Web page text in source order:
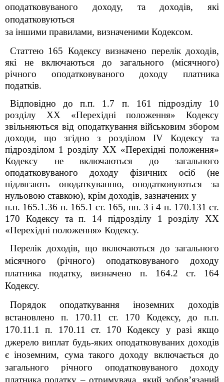
оподатковуваного доходу, та доходів, які
оподатковуються
за іншими правилами, визначеними Кодексом.
Статтею 165 Кодексу визначено перелік доходів,
які не включаються до загального (місячного)
річного оподатковуваного доходу платника
податків.
Відповідно до п.п. 1.7 п. 161 підрозділу 10
розділу XX «Перехідні положення» Кодексу
звільняються від оподаткування військовим збором
доходи, що згідно з розділом IV Кодексу та
підрозділом 1 розділу XX «Перехідні положення»
Кодексу не включаються до загального
оподатковуваного доходу фізичних осіб (не
підлягають оподаткуванню, оподатковуються за
нульовою ставкою), крім доходів, зазначених у
п.п. 165.1.36 п. 165.1 ст. 165, пп. 3 і 4 п. 170.131 ст.
170 Кодексу та п. 14 підрозділу 1 розділу XX
«Перехідні положення» Кодексу.
Перелік доходів, що включаються до загального
місячного (річного) оподатковуваного доходу
платника податку, визначено п. 164.2 ст. 164
Кодексу.
Порядок оподаткування іноземних доходів
встановлено п. 170.11 ст. 170 Кодексу, до п.п.
170.11.1
п. 170.11 ст. 170 Кодексу у разі якщо
джерело виплат будь-яких оподатковуваних доходів
є іноземним, сума такого доходу включається до
загального річного оподатковуваного доходу
платника податку – отримувача, який зобов’язаний